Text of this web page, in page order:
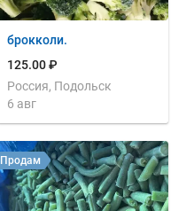
брокколи.
125.00 ₽
Россия, Подольск
6 авг
Продам